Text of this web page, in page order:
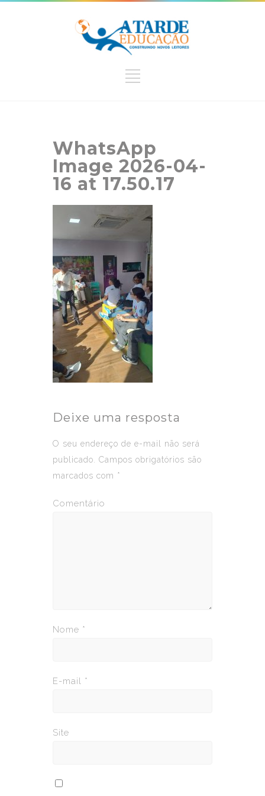
WhatsApp
Image 2026-04-
16 at 17.50.17
Deixe uma resposta
O seu endereço de e-mail não será
publicado.
Campos obrigatórios são
marcados com *
Comentário
Nome *
E-mail *
Site